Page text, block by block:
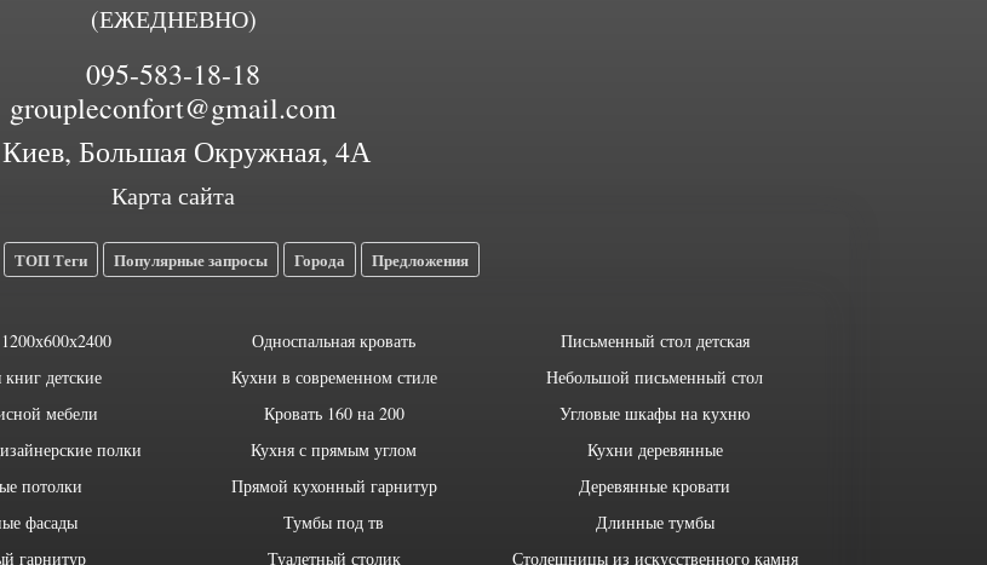
(ЕЖЕДНЕВНО)
095-583-18-18
groupleconfort@gmail.com
Большая Окружная, 4А
Карта сайта
ТОП Теги Популярные запросы Города Предложения
детские
мебели
полки
потолки
фасады
гарнитур
Односпальная кровать
Кухни в современном стиле
Кровать 160 на 200
Кухня с прямым углом
Прямой кухонный гарнитур
Тумбы под тв
Туалетный столик
Письменный стол детская
Небольшой письменный стол
Угловые шкафы на кухню
Кухни деревянные
Деревянные кровати
Длинные тумбы
Столешницы из искусственного камня